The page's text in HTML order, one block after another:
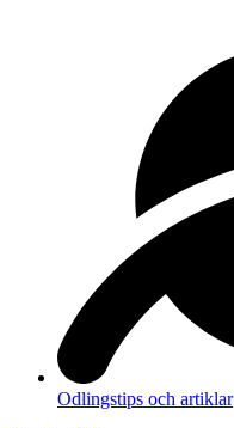
Odlingstips och artiklar